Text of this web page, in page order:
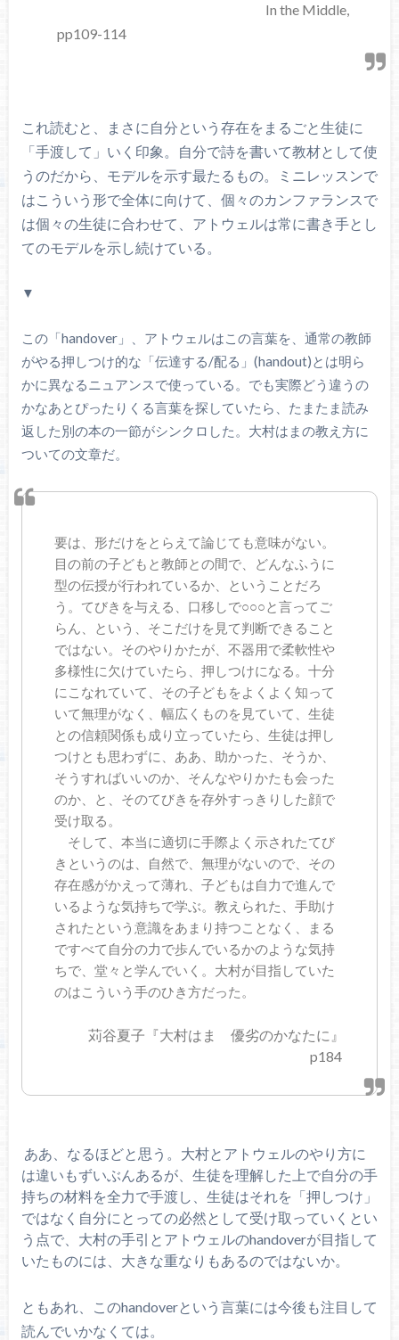
In the Middle,
pp109-114
これ読むと、まさに自分という存在をまるごと生徒に
「手渡して」いく印象。自分で詩を書いて教材として使
うのだから、モデルを示す最たるもの。ミニレッスンで
はこういう形で全体に向けて、個々のカンファランスで
は個々の生徒に合わせて、アトウェルは常に書き手とし
てのモデルを示し続けている。
▼
この「handover」、アトウェルはこの言葉を、通常の教師
がやる押しつけ的な「伝達する/配る」(handout)とは明ら
かに異なるニュアンスで使っている。でも実際どう違うの
かなあとぴったりくる言葉を探していたら、たまたま読み
返した別の本の一節がシンクロした。大村はまの教え方に
ついての文章だ。
要は、形だけをとらえて論じても意味がない。
目の前の子どもと教師との間で、どんなふうに
型の伝授が行われているか、ということだろ
う。てびきを与える、口移しで○○○と言ってご
らん、という、そこだけを見て判断できること
ではない。そのやりかたが、不器用で柔軟性や
多様性に欠けていたら、押しつけになる。十分
にこなれていて、その子どもをよくよく知って
いて無理がなく、幅広くものを見ていて、生徒
との信頼関係も成り立っていたら、生徒は押し
つけとも思わずに、ああ、助かった、そうか、
そうすればいいのか、そんなやりかたも会った
のか、と、そのてびきを存外すっきりした顔で
受け取る。
そして、本当に適切に手際よく示されたてび
きというのは、自然で、無理がないので、その
存在感がかえって薄れ、子どもは自力で進んで
いるような気持ちで学ぶ。教えられた、手助け
されたという意識をあまり持つことなく、まる
ですべて自分の力で歩んでいるかのような気持
ちで、堂々と学んでいく。大村が目指していた
のはこういう手のひき方だった。
苅谷夏子『大村はま 優劣のかなたに』
p184
ああ、なるほどと思う。大村とアトウェルのやり方に
は違いもずいぶんあるが、生徒を理解した上で自分の手
持ちの材料を全力で手渡し、生徒はそれを「押しつけ」
ではなく自分にとっての必然として受け取っていくとい
う点で、大村の手引とアトウェルのhandoverが目指して
いたものには、大きな重なりもあるのではないか。
ともあれ、このhandoverという言葉には今後も注目して
読んでいかなくては。